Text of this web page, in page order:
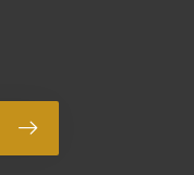
Abonneer